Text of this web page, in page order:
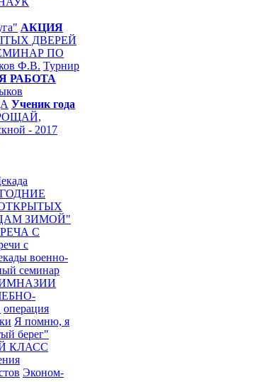
АКЦИЯ
ДВЕРЕЙ
ПО
Ф.В. Турнир
РАБОТА
Ученик года
- 2017
ЗИМОЙ"
С
с
военно-
семинар
операция
Я помню, я
берег"
КЛАСС
Эконом-